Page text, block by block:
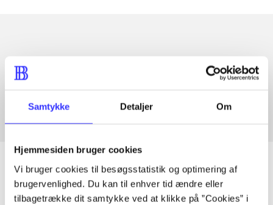
Samtykke Detaljer Om
Hjemmesiden bruger cookies
Vi bruger cookies til besøgsstatistik og optimering af
brugervenlighed. Du kan til enhver tid ændre eller
tilbagetrække dit samtykke ved at klikke på ”Cookies” i
Artikler med samme emner
Fra
Artikler